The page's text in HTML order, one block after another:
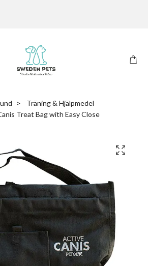
Träning & Hjälpmedel
Treat Bag with Easy Close